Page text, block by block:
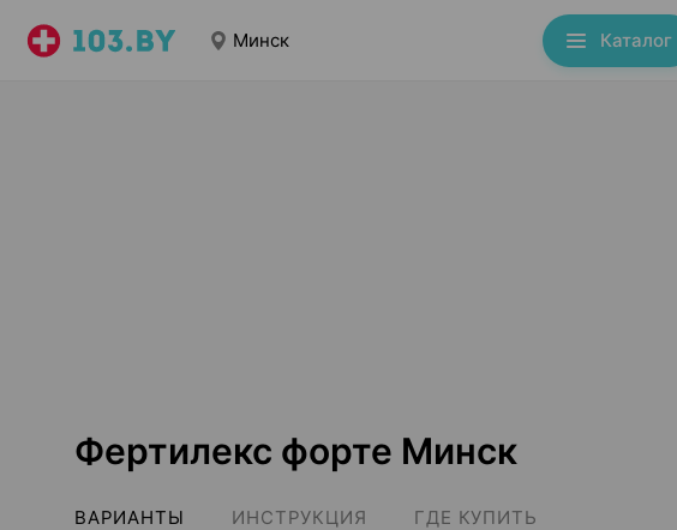
Минск Каталог
Фертилекс форте Минск
ВАРИАНТЫ ИНСТРУКЦИЯ ГДЕ КУПИТЬ